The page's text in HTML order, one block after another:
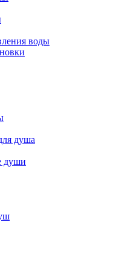
воды
душа
души